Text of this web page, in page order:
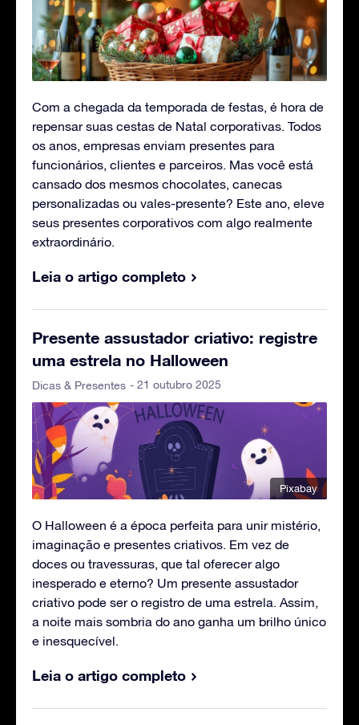
Com a chegada da temporada de festas, é hora de
repensar suas cestas de Natal corporativas. Todos
os anos, empresas enviam presentes para
funcionários, clientes e parceiros. Mas você está
cansado dos mesmos chocolates, canecas
personalizadas ou vales-presente? Este ano, eleve
seus presentes corporativos com algo realmente
extraordinário.
Leia o artigo completo
Presente assustador criativo: registre
uma estrela no Halloween
Dicas & Presentes - 21 outubro 2025
Pixabay
O Halloween é a época perfeita para unir mistério,
imaginação e presentes criativos. Em vez de
doces ou travessuras, que tal oferecer algo
inesperado e eterno? Um presente assustador
criativo pode ser o registro de uma estrela. Assim,
a noite mais sombria do ano ganha um brilho único
e inesquecível.
Leia o artigo completo